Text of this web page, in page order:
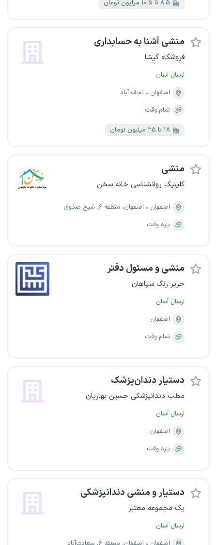
۸.۵ تا ۱۰.۵ میلیون تومان
منشی آشنا به حسابداری
فروشگاه گیشا
ارسال آسان
اصفهان
نجف آباد
تمام وقت
۱۸ تا ۲۵ میلیون تومان
منشی
کلینیک روانشناسی خانه سخن
اصفهان
اصفهان، منطقه ۶، شیخ صدوق
پاره وقت
منشی و مسئول دفتر
حریر رنگ سپاهان
ارسال آسان
اصفهان
تمام وقت
دستیار دندان‌پزشک
مطب دندانپزشکی حسین بهاریان
ارسال آسان
اصفهان
پاره وقت
دستیار و منشی دندانپزشکی
یک مجموعه معتبر
ارسال آسان